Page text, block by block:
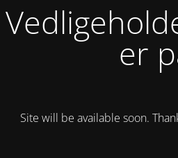
er
Site will be available soon.